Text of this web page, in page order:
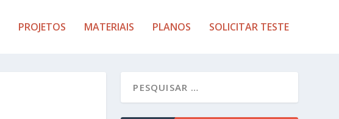
PROJETOS MATERIAIS PLANOS SOLICITAR TESTE